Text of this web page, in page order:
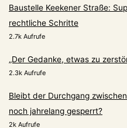
Baustelle Keekener Straße:
rechtliche Schritte
2.7k Aufrufe
„Der Gedanke, etwas zu
2.3k Aufrufe
Bleibt der Durchgang
noch jahrelang gesperrt?
2k Aufrufe